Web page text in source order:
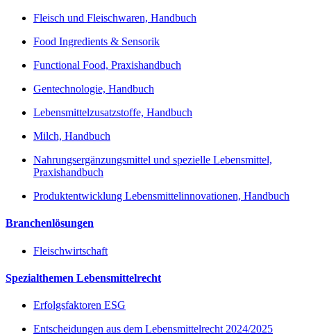
Fleisch und Fleischwaren, Handbuch
Food Ingredients & Sensorik
Functional Food, Praxishandbuch
Gentechnologie, Handbuch
Lebensmittelzusatzstoffe, Handbuch
Milch, Handbuch
Nahrungsergänzungsmittel und spezielle Lebensmittel,
Praxishandbuch
Produktentwicklung Lebensmittelinnovationen, Handbuch
Branchenlösungen
Fleischwirtschaft
Spezialthemen Lebensmittelrecht
Erfolgsfaktoren ESG
Entscheidungen aus dem Lebensmittelrecht 2024/2025